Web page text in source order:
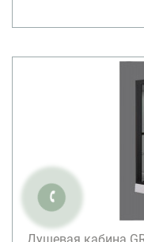
Душевая кабина